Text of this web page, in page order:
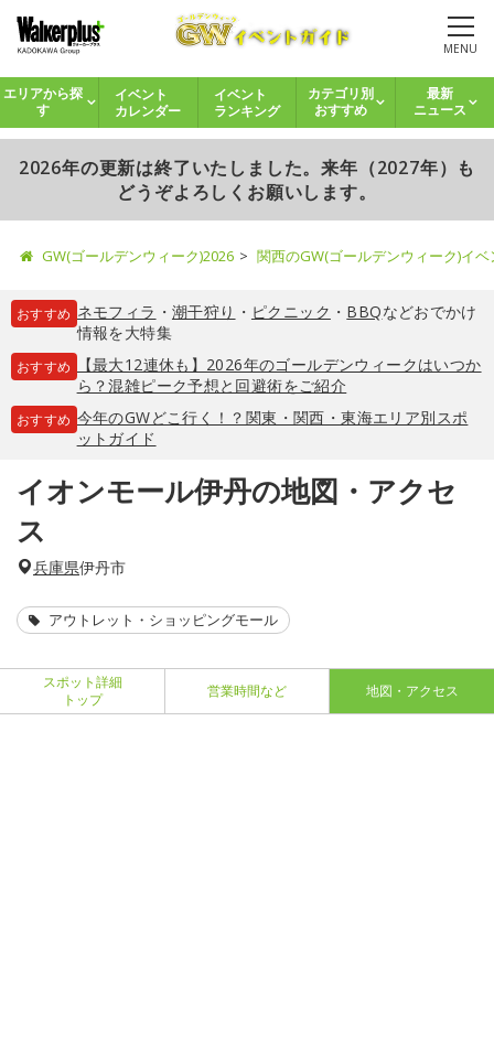
MENU
エリアから探
す
イベント
カレンダー
イベント
ランキング
カテゴリ別
おすすめ
最新
ニュース
2026年の更新は終了いたしました。来年（2027年）も
どうぞよろしくお願いします。
GW(ゴールデンウィーク)2026 関西のGW(ゴールデンウィーク)イ
おすすめ ネモフィラ ・ 潮干狩り ・ ピクニック ・ BBQなどおでかけ
情報を大特集
おすすめ
【最大12連休も】2026年のゴールデンウィークはいつか
ら？混雑ピーク予想と回避術をご紹介
おすすめ 今年のGWどこ行く！？関東・関西・東海エリア別スポ
ットガイド
イオンモール伊丹の地図・アクセ
ス
兵庫県伊丹市
アウトレット・ショッピングモール
スポット詳細
トップ
営業時間など 地図・アクセス